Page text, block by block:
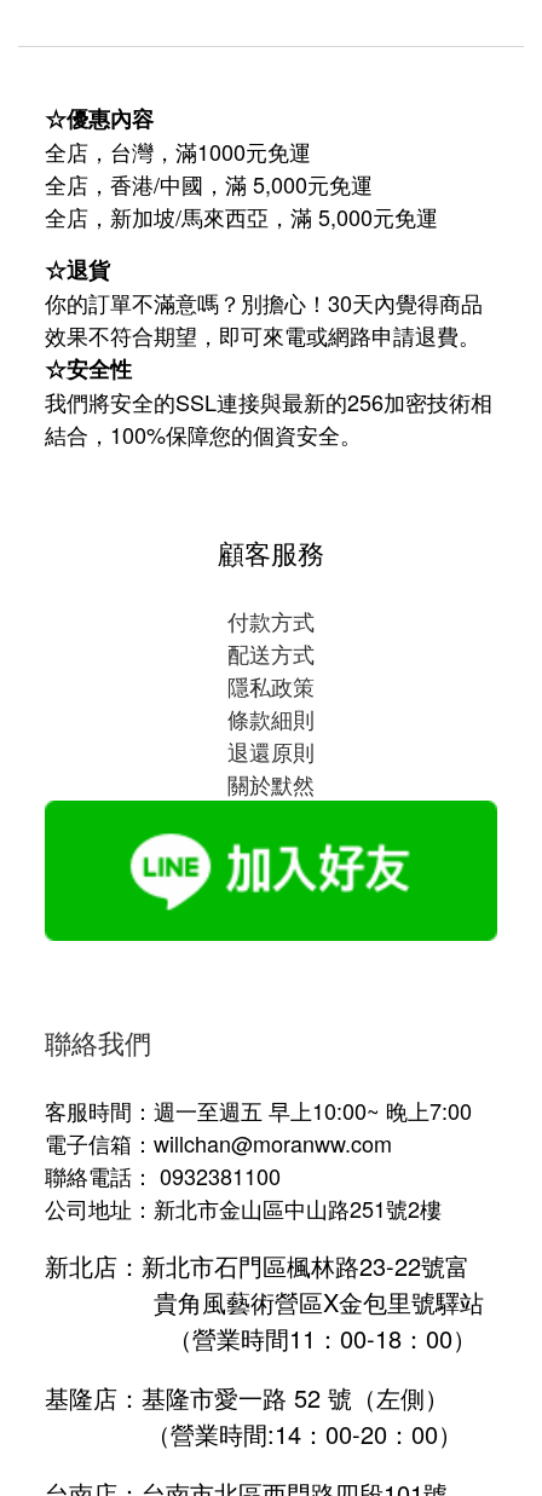
☆優惠內容
全店，台灣，滿1000元免運
全店，香港/中國，滿 5,000元免運
全店，新加坡/馬來西亞，滿 5,000元免運
☆退貨
你的訂單不滿意嗎？別擔心！30天內覺得商品
效果不符合期望，即可來電或網路申請退費。
☆安全性
我們將安全的SSL連接與最新的256加密技術相
結合，100%保障您的個資安全。
顧客服務
付款方式
配送方式
隱私政策
條款細則
退還原則
關於默然
聯絡我們
客服時間：週一至週五 早上10:00~ 晚上7:00
電子信箱：willchan@moranww.com
聯絡電話： 0932381100
公司地址：新北市金山區中山路251號2樓
新北店：新北市石門區楓林路23-22號富
貴角風藝術營區X金包里號驛站
（營業時間11：00-18：00）
基隆店：基隆市愛一路 52 號（左側）
（營業時間:14：00-20：00）